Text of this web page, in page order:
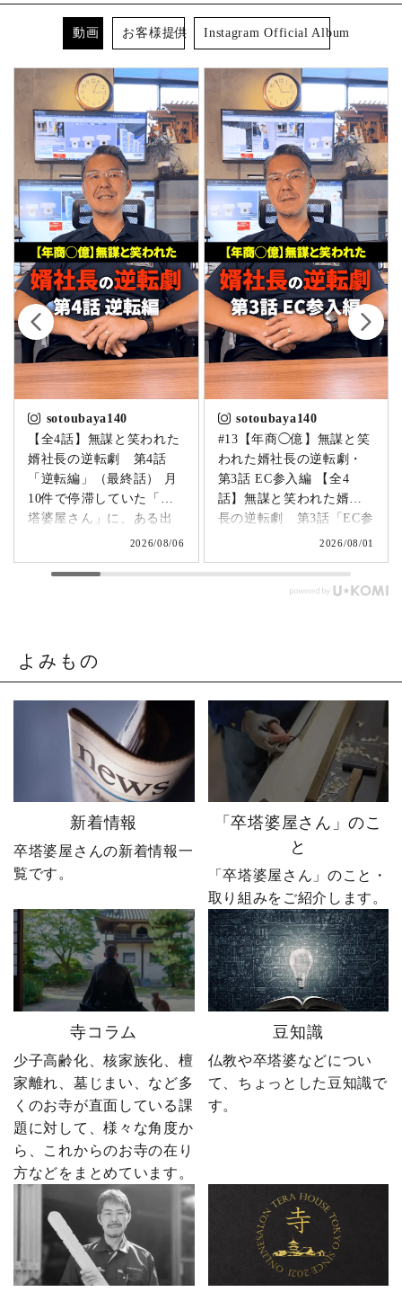
動画 お客様提供 Instagram Official Album
sotoubaya140
【全4話】無謀と笑われた
婿社長の逆転劇 第4話
「逆転編」（最終話） 月
10件で停滞していた「卒
塔婆屋さん」に、ある出
来事が起こります。▶
まじゃまずい。」 そう痛
発動します。 来る日も来
も予想しなかった結果で
した。 無謀だと笑われた
婿社長の逆転劇、ついに
完結です。 あなたなら、
人生で一番大きな挑戦は
何ですか？ぜひコメント
で教えてください！ 「い
いね」「保存」「フォロ
ー」も励みになります。
ーーーーーー 創業明治15
年｜卒塔婆専門メーカー
東京・日の出町を拠点
に、全国6,000以上のお寺
とお取引する、 お寺のこ
とを知り尽くした“卒塔婆
屋”です。 卒塔婆に関する
疑問をわかりやすく解説
しながら、 住職・寺院向
けの有益な情報や やじ社
長の日常まで発信中！▶
@sotoubaya140 ご相談は
DM・公式LINEからお気
軽にどうぞ📩 #やじ社長 #
卒塔婆 #卒塔婆屋さん #日
の出町 婿社長
2026/08/06
sotoubaya140
#13【年商◯億】無謀と笑
われた婿社長の逆転劇・
第3話 EC参入編 【全4
話】無謀と笑われた婿社
長の逆転劇 第3話「EC参
たやじ社長が下した決断
とは。▶ @sotoubaya140
いたそうです。 それで
も、ダメ元で始めた初め
てのネットショップ運
たサイトに待っていたの
は、想像以上の結果でし
た。 そして、その後やじ
社長の運命を大きく変え
る出来事が起こります。
続きは第4話「逆転編」。
ぜひ最後までご覧いただ
き、感想をコメントで教
えてください！ 「いい
ね」「保存」「フォロ
ー」も励みになります。
ーーーーーーーーーーー
ーーーーーー 創業明治15
年｜卒塔婆専門メーカー
東京・日の出町を拠点
に、全国6,000以上のお寺
とお取引する、 お寺のこ
しながら、 住職・寺院向
けの有益な情報や やじ社
長の日常まで発信中！▶
@sotoubaya140 ご相談は
DM・公式LINEからお気
2026/08/01
よみもの
新着情報
卒塔婆屋さんの新着情報一
覧です。
「卒塔婆屋さん」のこ
と
「卒塔婆屋さん」のこと・
取り組みをご紹介します。
寺コラム
少子高齢化、核家族化、檀
家離れ、墓じまい、など多
くのお寺が直面している課
題に対して、様々な角度か
ら、これからのお寺の在り
方などをまとめています。
豆知識
仏教や卒塔婆などについ
て、ちょっとした豆知識で
す。